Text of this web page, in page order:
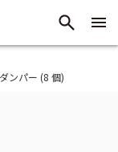
ンパー (8 個)